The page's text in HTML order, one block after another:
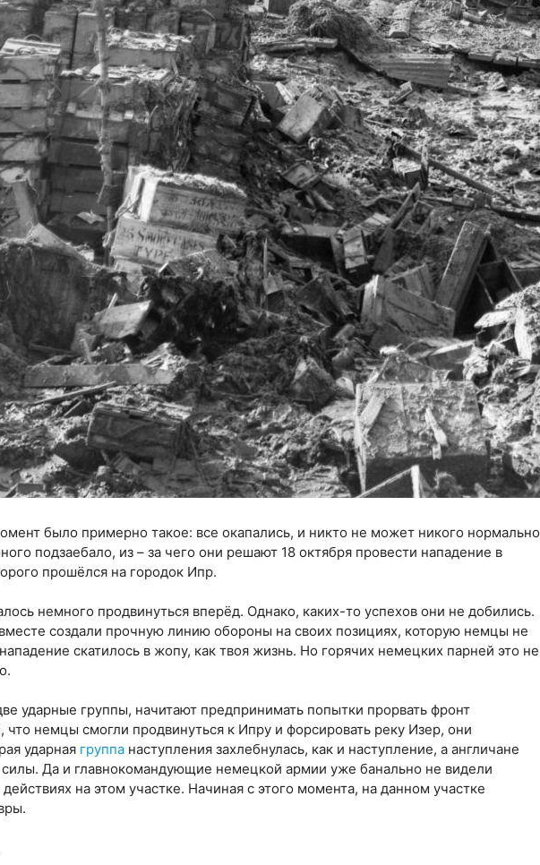
было примерно такое: все окапались, и никто не может никого нормально
подзаебало, из – за чего они решают 18 октября провести нападение в
прошёлся на городок Ипр.
немного продвинуться вперёд. Однако, каких-то успехов они не добились.
создали прочную линию обороны на своих позициях, которую немцы не
скатилось в жопу, как твоя жизнь. Но горячих немецких парней это не
ударные группы, начитают предпринимать попытки прорвать фронт
что немцы смогли продвинуться к Ипру и форсировать реку Изер, они
ударная группа наступления захлебнулась, как и наступление, а англичане
Да и главнокомандующие немецкой армии уже банально не видели
на этом участке. Начиная с этого момента, на данном участке